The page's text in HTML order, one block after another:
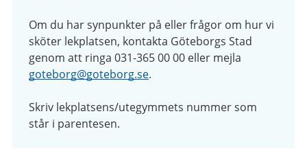
Om du har synpunkter på eller frågor om hur vi
sköter lekplatsen, kontakta Göteborgs Stad
genom att ringa 031-365 00 00 eller mejla
goteborg@goteborg.se.
Skriv lekplatsens/utegymmets nummer som
står i parentesen.